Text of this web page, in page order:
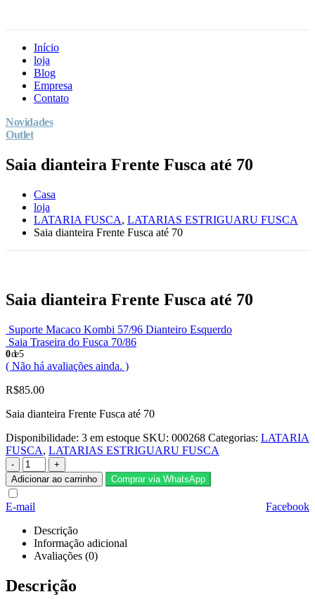
Início
loja
Blog
Empresa
Contato
Novidades
Outlet
Saia dianteira Frente Fusca até 70
Casa
loja
LATARIA FUSCA, LATARIAS ESTRIGUARU FUSCA
Saia dianteira Frente Fusca até 70
Saia dianteira Frente Fusca até 70
Suporte Macaco Kombi 57/96 Dianteiro Esquerdo
Saia Traseira do Fusca 70/86
0de 5
( Não há avaliações ainda. )
R$85.00
Saia dianteira Frente Fusca até 70
Disponibilidade: 3 em estoque SKU: 000268 Categorias: LATARIA
FUSCA, LATARIAS ESTRIGUARU FUSCA
-
+
Adicionar ao carrinho
Comprar via WhatsApp
Facebook
E-mail
Descrição
Informação adicional
Avaliações (0)
Descrição